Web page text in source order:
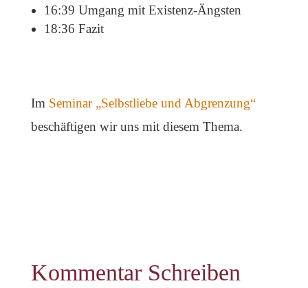
16:39 Umgang mit Existenz-Ängsten
18:36 Fazit
Im Seminar „Selbstliebe und Abgrenzung“
beschäftigen wir uns mit diesem Thema.
Kommentar Schreiben